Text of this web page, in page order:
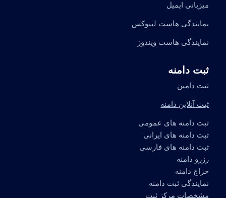
میزبانی ایمیل
نمایندگی هاست لینوکس
نمایندگی هاست ویندوز
ثبت دامنه
ثبت دامین
ثبت آنلاین دامنه
ثبت دامنه های عمومی
ثبت دامنه های ایرانی
ثبت دامنه های فارسی
رزرو دامنه
حراج دامنه
نمایندگی ثبت دامنه
مشخصات مرکز ثبت